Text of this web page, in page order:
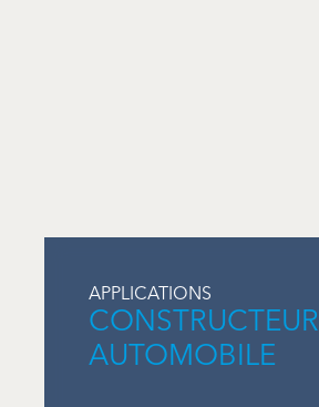
APPLICATIONS
CONSTRUCTEUR
AUTOMOBILE